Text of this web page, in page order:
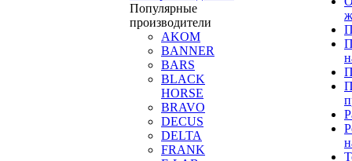
Популярные
производители
AKOM
BANNER
BARS
BLACK
HORSE
BRAVO
DECUS
DELTA
FRANK